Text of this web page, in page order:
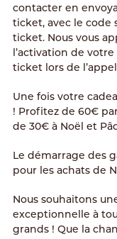
contacter en
ticket, avec le code
ticket. Nous vous
l’activation de
ticket lors de
Une fois votre
! Profitez de 60€
de 30€ à Noël et
Le démarrage des
pour les achats de
Nous souhaitons
exceptionnelle à
grands ! Que la